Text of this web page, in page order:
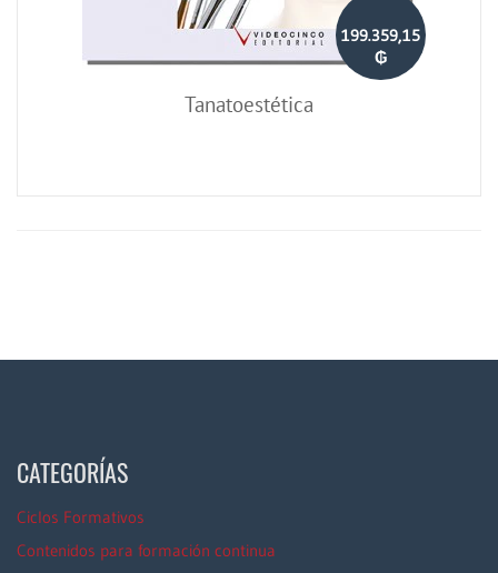
199.359,15
₲
Tanatoestética
CATEGORÍAS
Ciclos Formativos
Contenidos para formación continua